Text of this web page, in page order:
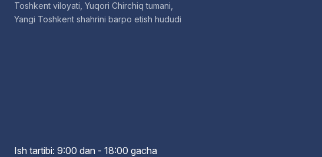
Toshkent viloyati, Yuqori Chirchiq tumani,
Yangi Toshkent shahrini barpo etish hududi
Ish tartibi: 9:00 dan - 18:00 gacha